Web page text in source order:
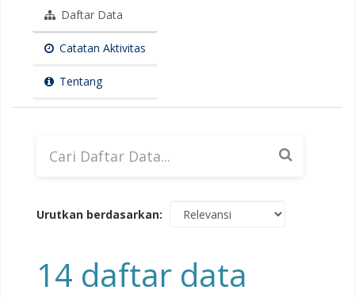
Daftar Data
Catatan Aktivitas
Tentang
Urutkan berdasarkan
14 daftar data